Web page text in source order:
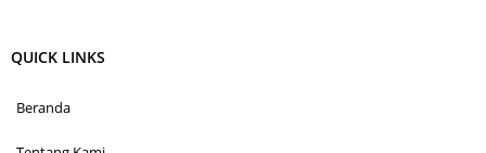
QUICK LINKS
Beranda